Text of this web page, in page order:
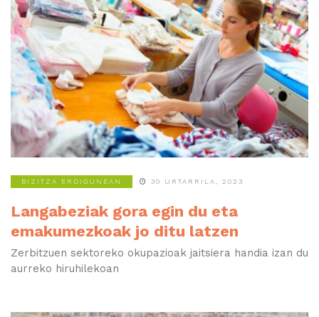
BIZITZA ERDIGUNEAN 30 URTARRILA, 2023
Langabeziak gora egin du eta
emakumezkoak jo ditu latzen
Zerbitzuen sektoreko okupazioak jaitsiera handia izan du
aurreko hiruhilekoan